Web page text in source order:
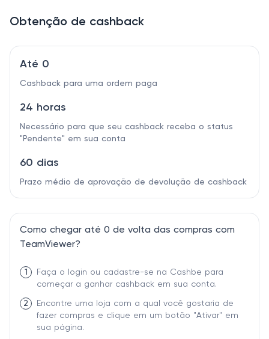
Obtenção de cashback
Até 0
Cashback para uma ordem paga
24 horas
Necessário para que seu cashback receba o status
"Pendente" em sua conta
60 dias
Prazo médio de aprovação de devolução de cashback
Como chegar até 0 de volta das compras com
TeamViewer?
1
Faça o login ou cadastre-se na Cashbe para
começar a ganhar cashback em sua conta.
2
Encontre uma loja com a qual você gostaria de
fazer compras e clique em um botão "Ativar" em
sua página.